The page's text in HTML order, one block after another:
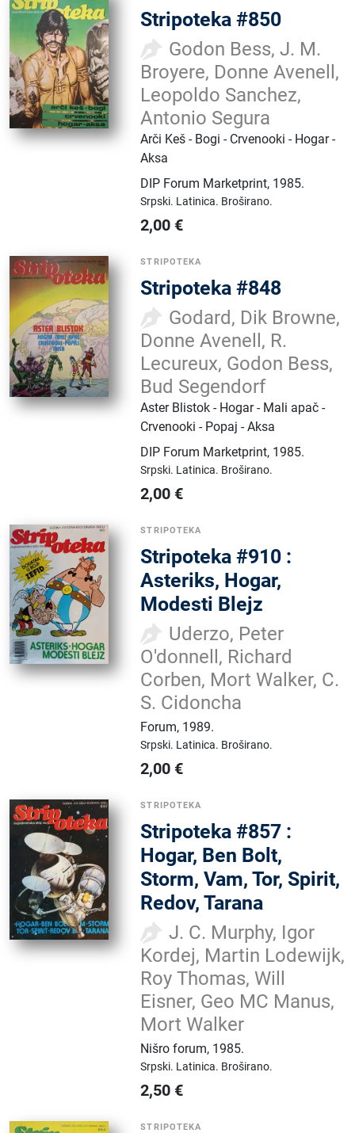
Stripoteka #850
Godon Bess, J. M.
Broyere, Donne Avenell,
Leopoldo Sanchez,
Antonio Segura
Arči Keš - Bogi - Crvenooki - Hogar -
Aksa
DIP Forum Marketprint, 1985.
Srpski. Latinica. Broširano.
2,00 €
STRIPOTEKA
Stripoteka #848
Godard, Dik Browne,
Donne Avenell, R.
Lecureux, Godon Bess,
Bud Segendorf
Aster Blistok - Hogar - Mali apač -
Crvenooki - Popaj - Aksa
DIP Forum Marketprint, 1985.
Srpski. Latinica. Broširano.
2,00 €
STRIPOTEKA
Stripoteka #910 :
Asteriks, Hogar,
Modesti Blejz
Uderzo, Peter
O'donnell, Richard
Corben, Mort Walker, C.
S. Cidoncha
Forum, 1989.
Srpski. Latinica. Broširano.
2,00 €
STRIPOTEKA
Stripoteka #857 :
Hogar, Ben Bolt,
Storm, Vam, Tor, Spirit,
Redov, Tarana
J. C. Murphy, Igor
Kordej, Martin Lodewijk,
Roy Thomas, Will
Eisner, Geo MC Manus,
Mort Walker
Nišro forum, 1985.
Srpski. Latinica. Broširano.
2,50 €
STRIPOTEKA